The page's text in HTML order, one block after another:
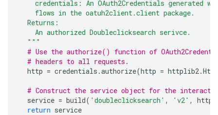
credentials: An OAuth2Credentials generated
    flows in the oatuh2client.client package.
  Returns:
    An authorized Doubleclicksearch serivce.
  """
# Use the authorize() function of
# headers to all requests.
http = credentials .authorize(http = httplib2.Http
# Construct the service object for the
service = build( 'doubleclicksearch' , 'v2' , http
return service